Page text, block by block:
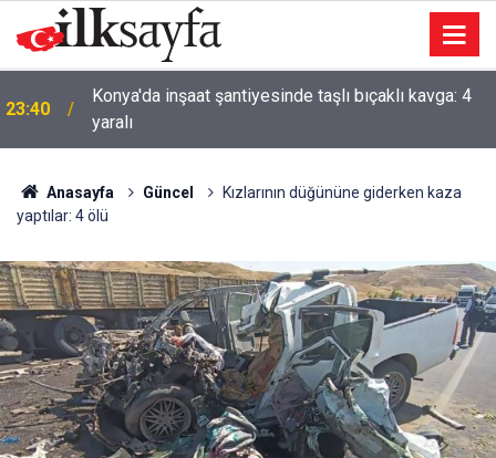
23:09
AK Parti'li Zorlu: Türk Dünyası Düşünce ve Araştırma
Merkezi’ni Keçiören’de kurma kararı aldık
Anasayfa Güncel
Kızlarının düğününe giderken kaza
yaptılar: 4 ölü